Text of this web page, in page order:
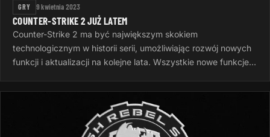
GRY 9 kwietnia 2023
COUNTER-STRIKE 2 JUŻ LATEM
Counter-Strike 2 ma być największym skokiem
technologicznym w historii serii, umożliwiając rozwój nowych
funkcji i aktualizacji na kolejne lata. Wszystkie nowe funkcje